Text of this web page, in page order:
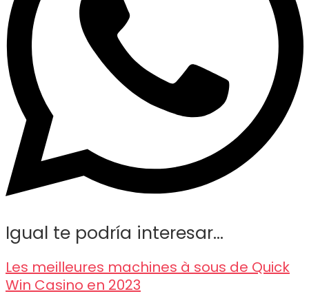
Igual te podría interesar...
Les meilleures machines à sous de Quick
Win Casino en 2023